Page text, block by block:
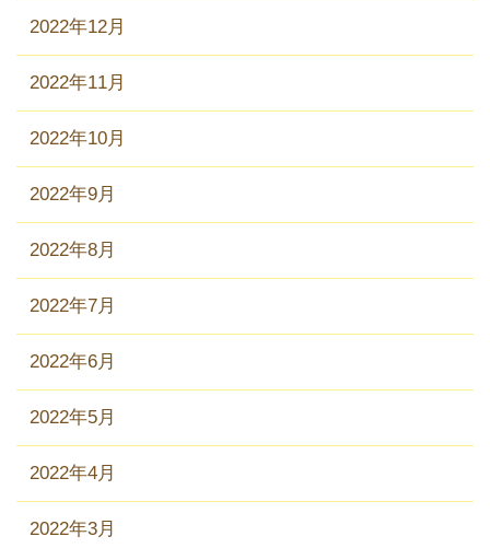
2022年12月
2022年11月
2022年10月
2022年9月
2022年8月
2022年7月
2022年6月
2022年5月
2022年4月
2022年3月